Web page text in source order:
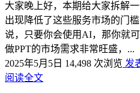
大家晚上好，本期给大家拆解
出现降低了这些服务市场的门
说，只要你会使用AI，那你就
做PPT的市场需求非常旺盛，...
2025年5月5日 14,498 次浏览 发
阅读全文